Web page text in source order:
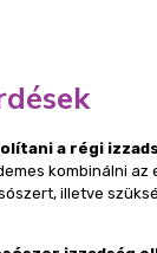
a régi
kombinálni az
illetve